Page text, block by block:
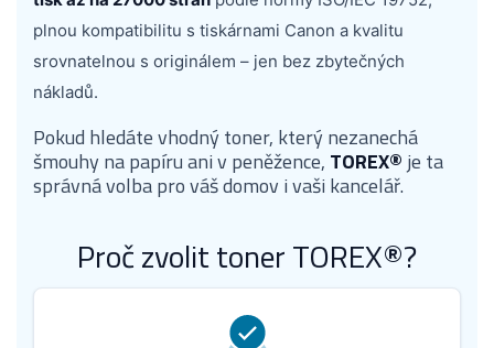
plnou kompatibilitu s tiskárnami Canon a kvalitu
srovnatelnou s originálem – jen bez zbytečných
nákladů.
Pokud hledáte vhodný toner, který nezanechá
šmouhy na papíru ani v peněžence, TOREX® je ta
správná volba pro váš domov i vaši kancelář.
Proč zvolit toner TOREX®?